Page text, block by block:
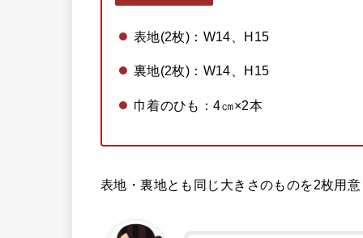
表地(2枚)：W14、H15
裏地(2枚)：W14、H15
巾着のひも：4㎝×2本
表地・裏地とも同じ大きさのものを2枚用